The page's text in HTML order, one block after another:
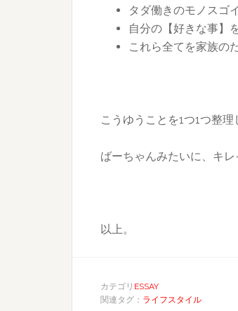
タダ働きのモノスゴ
自分の【好きな事】
これら全てを家族の
こうゆうことを1つ1つ整理
ばーちゃんみたいに、キ
以上。
カテゴリ ESSAY
関連タグ： ライフスタイル